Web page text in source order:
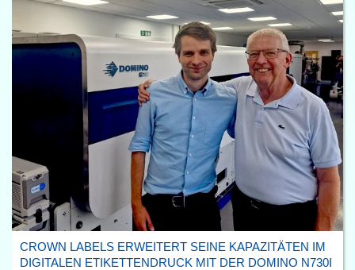
CROWN LABELS ERWEITERT SEINE KAPAZITÄTEN IM
DIGITALEN ETIKETTENDRUCK MIT DER DOMINO N730I